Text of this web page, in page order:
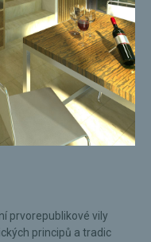
prvorepublikové vily
principů a tradic